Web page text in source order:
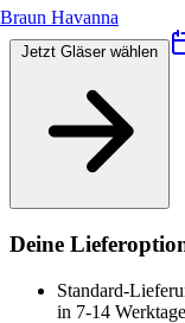
Braun Havanna
Deine
Standard-
in 7-14